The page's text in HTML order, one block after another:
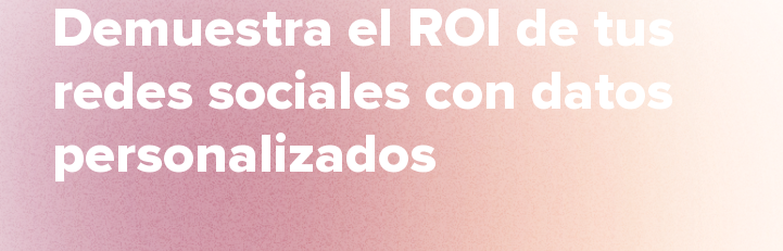
Demuestra el ROI de tus
redes sociales con datos
personalizados​​